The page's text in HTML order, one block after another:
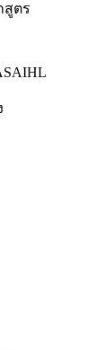
สูตร